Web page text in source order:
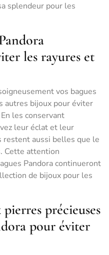
splendeur pour les
les rayures et
vos bagues
autres bijoux pour éviter
les conservant
leur éclat et leur
restent aussi belles que le
Cette attention
Pandora continueront
de bijoux pour les
précieuses
pour éviter